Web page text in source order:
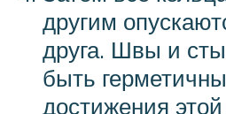
другим
друга. Швы и
быть
достижения